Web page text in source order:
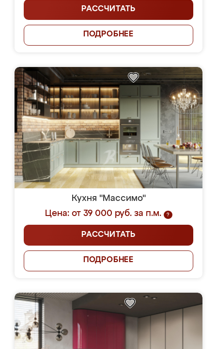
РАССЧИТАТЬ
ПОДРОБНЕЕ
Кухня "Массимо"
Цена: от 39 000 руб. за п.м.
?
РАССЧИТАТЬ
ПОДРОБНЕЕ